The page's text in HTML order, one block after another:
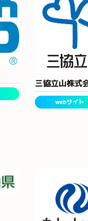
三協立山株式
webサイト